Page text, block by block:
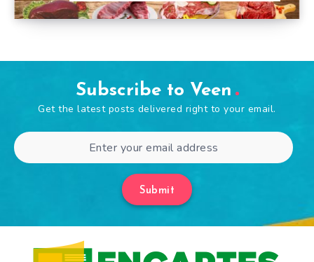
Subscribe to Veen
Get the latest posts delivered right to your email.
Submit